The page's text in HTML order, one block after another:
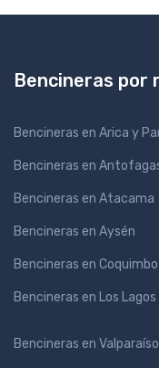
Bencineras por
Bencineras en Arica y
Bencineras en
Bencineras en Atacama
Bencineras en Aysén
Bencineras en Coquimbo
Bencineras en Los Lagos
Bencineras en Valparaíso